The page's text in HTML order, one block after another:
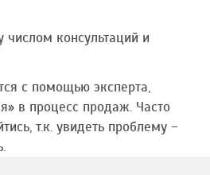
консультаций и
с помощью эксперта,
в процесс продаж. Часто
т.к. увидеть проблему –